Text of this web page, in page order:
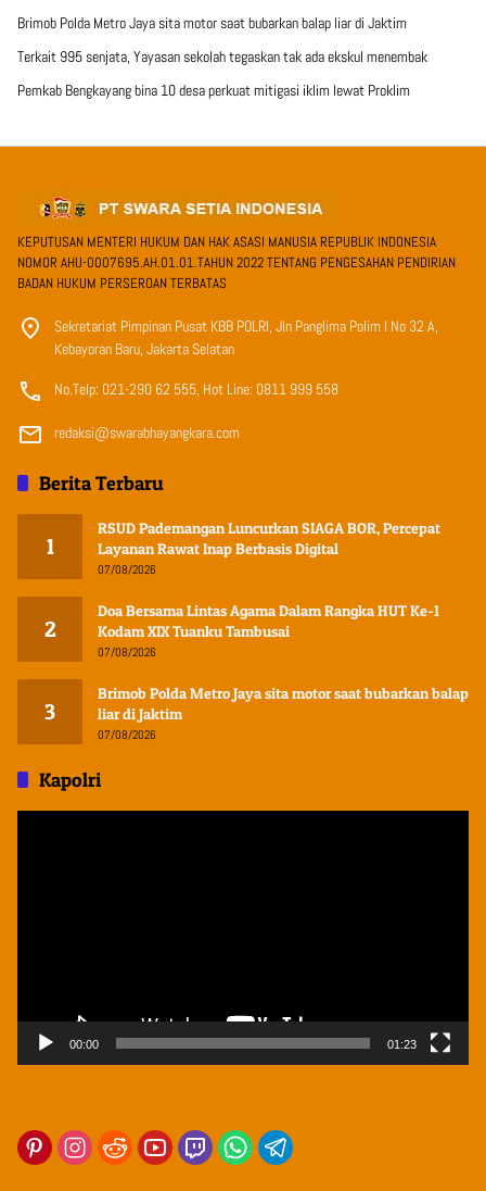
Brimob Polda Metro Jaya sita motor saat bubarkan balap liar di Jaktim
Terkait 995 senjata, Yayasan sekolah tegaskan tak ada ekskul menembak
Pemkab Bengkayang bina 10 desa perkuat mitigasi iklim lewat Proklim
KEPUTUSAN MENTERI HUKUM DAN HAK ASASI MANUSIA REPUBLIK INDONESIA
NOMOR AHU-0007695.AH.01.01.TAHUN 2022 TENTANG PENGESAHAN PENDIRIAN
BADAN HUKUM PERSEROAN TERBATAS
Sekretariat Pimpinan Pusat KBB POLRI, Jln Panglima Polim I No 32 A,
Kebayoran Baru, Jakarta Selatan
No.Telp: 021-290 62 555, Hot Line: 0811 999 558
redaksi@swarabhayangkara.com
Berita Terbaru
1
RSUD Pademangan Luncurkan SIAGA BOR, Percepat
Layanan Rawat Inap Berbasis Digital
07/08/2026
2
Doa Bersama Lintas Agama Dalam Rangka HUT Ke-1
Kodam XIX Tuanku Tambusai
07/08/2026
3
Brimob Polda Metro Jaya sita motor saat bubarkan balap
liar di Jaktim
07/08/2026
Kapolri
00:00 01:23